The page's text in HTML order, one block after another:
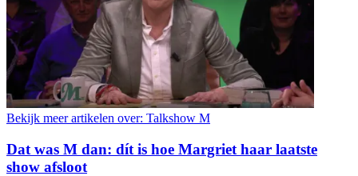
Bekijk meer artikelen over: Talkshow M
Dat was M dan: dít is hoe Margriet haar laatste
show afsloot